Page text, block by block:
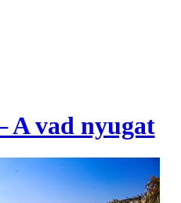
A vad nyugat